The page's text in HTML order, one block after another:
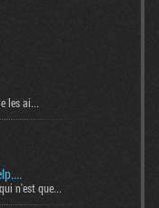
les ai...
n'est que...